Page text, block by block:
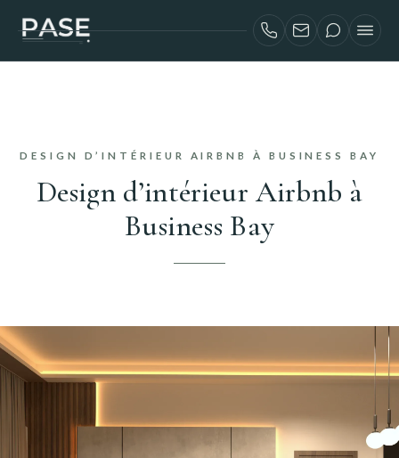
BLOG
DESIGN D’INTÉRIEUR AIRBNB À BUSINESS BAY
Design d’intérieur Airbnb à
Business Bay